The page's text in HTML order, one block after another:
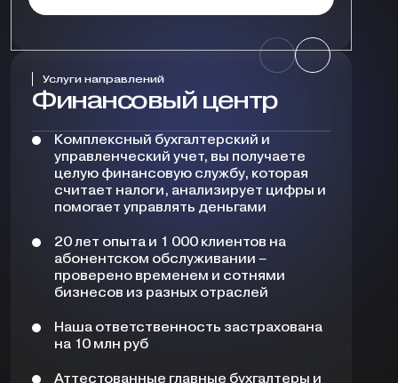
Услуги направлений
Финансовый центр
Комплексный бухгалтерский и
управленческий учет, вы получаете
целую финансовую службу, которая
считает налоги, анализирует цифры и
помогает управлять деньгами
20 лет опыта и 1 000 клиентов на
абонентском обслуживании –
проверено временем и сотнями
бизнесов из разных отраслей
Наша ответственность застрахована
на 10 млн руб
Аттестованные главные бухгалтеры и